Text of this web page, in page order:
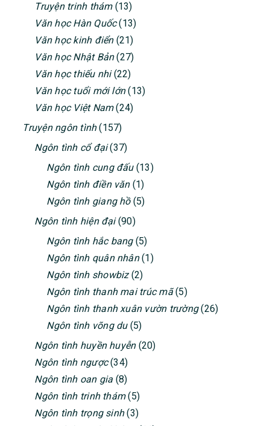
Truyện trinh thám(13)
Văn học Hàn Quốc(13)
Văn học kinh điển(21)
Văn học Nhật Bản(27)
Văn học thiếu nhi(22)
Văn học tuổi mới lớn(13)
Văn học Việt Nam(24)
Truyện ngôn tình(157)
Ngôn tình cổ đại(37)
Ngôn tình cung đấu(13)
Ngôn tình điền văn(1)
Ngôn tình giang hồ(5)
Ngôn tình hiện đại(90)
Ngôn tình hắc bang(5)
Ngôn tình quân nhân(1)
Ngôn tình showbiz(2)
Ngôn tình thanh mai trúc mã(5)
Ngôn tình thanh xuân vườn trường(26)
Ngôn tình võng du(5)
Ngôn tình huyền huyễn(20)
Ngôn tình ngược(34)
Ngôn tình oan gia (8)
Ngôn tình trinh thám(5)
Ngôn tình trọng sinh(3)